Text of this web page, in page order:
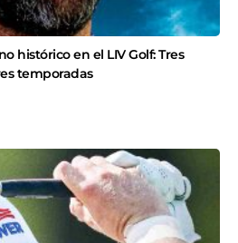
histórico en el LIV Golf: Tres
temporadas